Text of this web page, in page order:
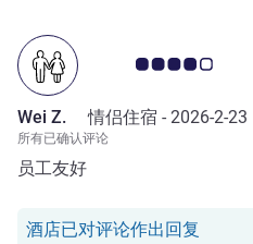
客户意见评级 4.0/5
Wei Z. 情侣住宿 - 2026-2-23
所有已确认评论
员工友好
酒店已对评论作出回复 我们